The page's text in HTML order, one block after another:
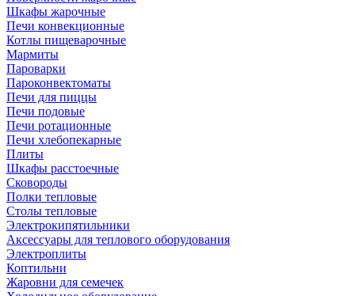
Шкафы жарочные
Печи конвекционные
Котлы пищеварочные
Мармиты
Пароварки
Пароконвектоматы
Печи для пиццы
Печи подовые
Печи ротационные
Печи хлебопекарные
Плиты
Шкафы расстоечные
Сковороды
Полки тепловые
Столы тепловые
Электрокипятильники
Аксессуары для теплового оборудования
Электроплиты
Коптильни
Жаровни для семечек